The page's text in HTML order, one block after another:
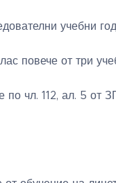
учебни
повече от три
по чл. 112, ал. 5 от